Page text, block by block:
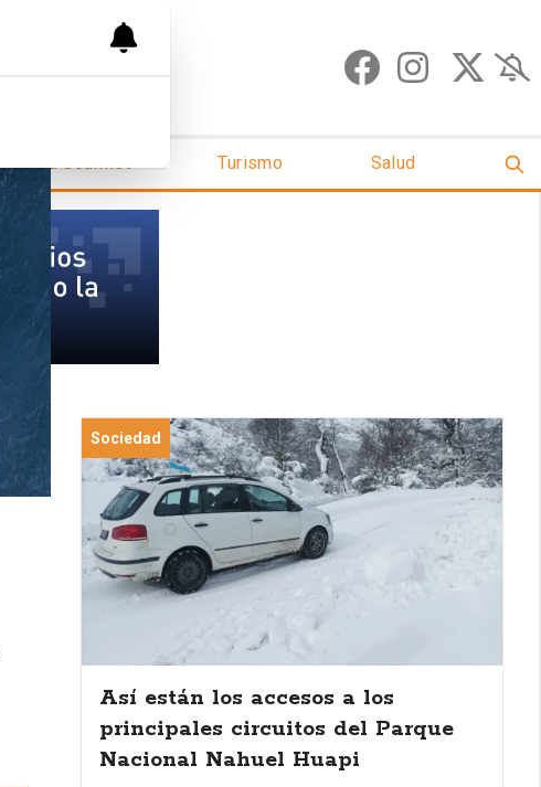
Latitud Gourmet Turismo Salud
Sociedad
Así están los accesos a los
principales circuitos del Parque
Nacional Nahuel Huapi